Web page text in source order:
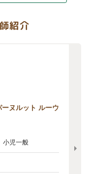
紹介
ヌルット ルーウ
小児一般